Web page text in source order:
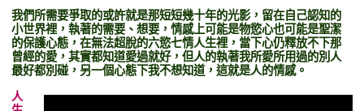
我們所需要爭取的或許就是那短短幾十年的光影，留在自己認知的
小世界裡，執著的需要、想要，情感上可能是物慾心也可能是聖潔
的保護心態，在無法超脫的六慾七情人生裡，當下心仍釋放不下那
曾經的愛，其實都知道愛過就好，但人的執著我所愛所用過的別人
最好都別碰，另一個心態下我不想知道，這就是人的情感。
人